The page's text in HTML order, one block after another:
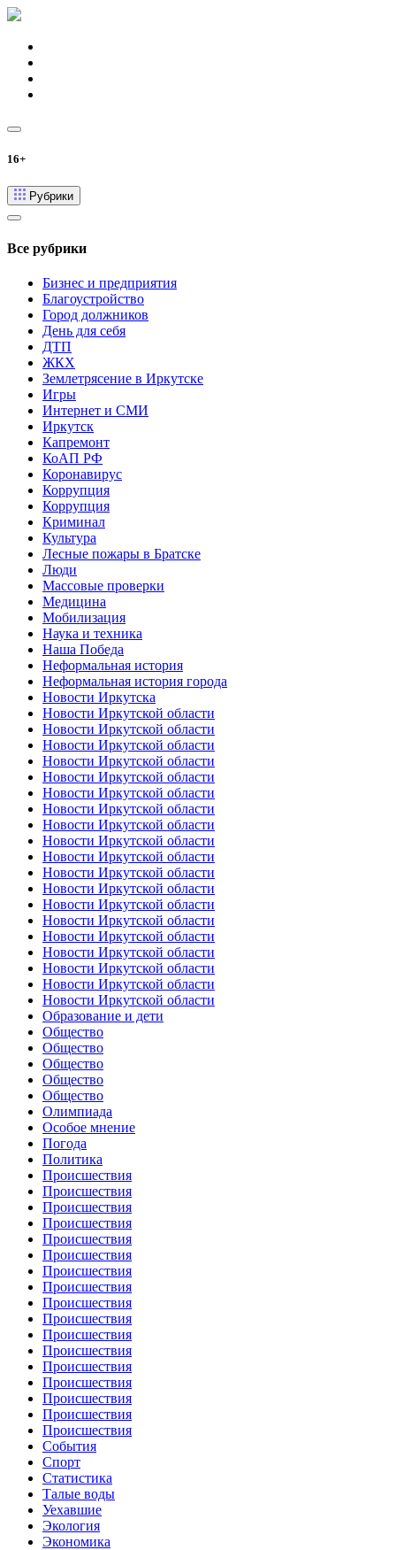
16+
Рубрики
Все рубрики
Бизнес и предприятия
Благоустройство
Город должников
День для себя
ДТП
ЖКХ
Землетрясение в Иркутске
Игры
Интернет и СМИ
Иркутск
Капремонт
КоАП РФ
Коронавирус
Коррупция
Коррупция
Криминал
Культура
Лесные пожары в Братске
Люди
Массовые проверки
Медицина
Мобилизация
Наука и техника
Наша Победа
Неформальная история
Неформальная история города
Новости Иркутска
Новости Иркутской области
Новости Иркутской области
Новости Иркутской области
Новости Иркутской области
Новости Иркутской области
Новости Иркутской области
Новости Иркутской области
Новости Иркутской области
Новости Иркутской области
Новости Иркутской области
Новости Иркутской области
Новости Иркутской области
Новости Иркутской области
Новости Иркутской области
Новости Иркутской области
Новости Иркутской области
Новости Иркутской области
Новости Иркутской области
Новости Иркутской области
Образование и дети
Общество
Общество
Общество
Общество
Общество
Олимпиада
Особое мнение
Погода
Политика
Происшествия
Происшествия
Происшествия
Происшествия
Происшествия
Происшествия
Происшествия
Происшествия
Происшествия
Происшествия
Происшествия
Происшествия
Происшествия
Происшествия
Происшествия
Происшествия
Происшествия
События
Спорт
Статистика
Талые воды
Уехавшие
Экология
Экономика